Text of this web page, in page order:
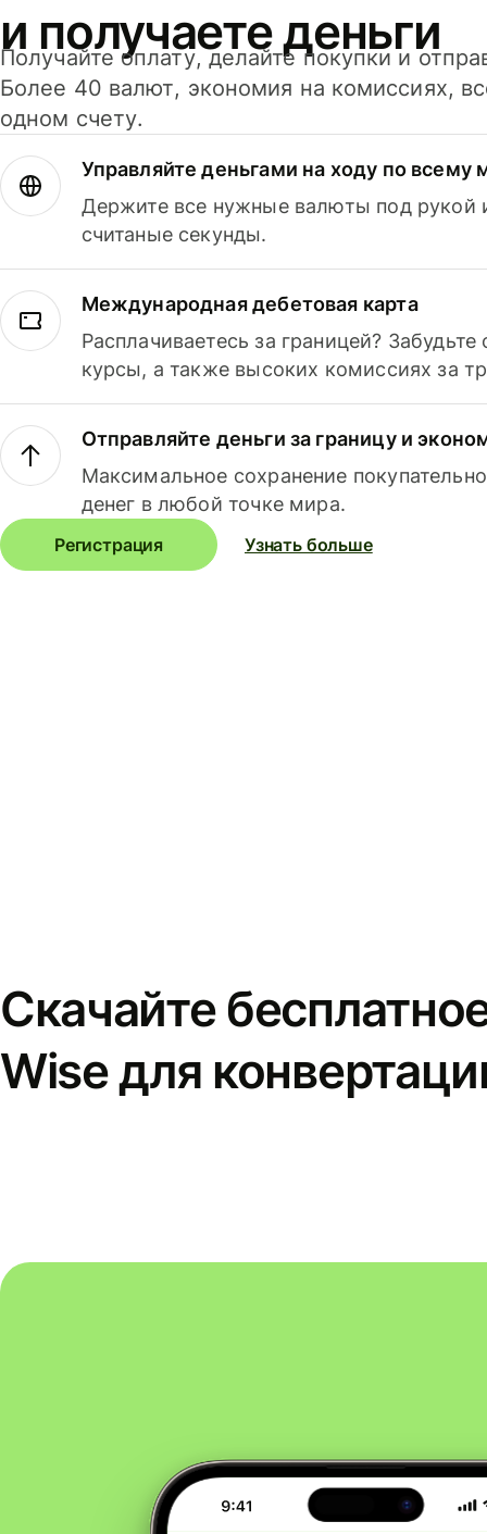
и получаете деньги
Получайте оплату, делайте покупки и
Более 40 валют, экономия на комиссиях,
одном счету.
Управляйте деньгами на ходу по всему
Держите все нужные валюты под рукой
считаные секунды.
Международная дебетовая карта
Расплачиваетесь за границей?
курсы, а также высоких комиссиях за
Отправляйте деньги за границу и
Максимальное сохранение
денег в любой точке мира.
Регистрация Узнать больше
Скачайте
Wise для